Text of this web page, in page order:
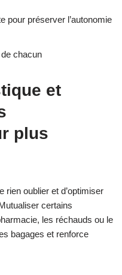
pour préserver l’autonomie
chacun
et
plus
rien oublier et d’optimiser
certains
les réchauds ou le
bagages et renforce